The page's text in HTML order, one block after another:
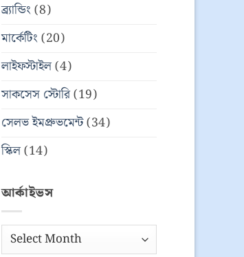
ব্র্যান্ডিং(8)
মার্কেটিং(20)
লাইফস্টাইল(4)
সাকসেস স্টোরি(19)
সেলভ ইমপ্রুভমেন্ট(34)
স্কিল(14)
আর্কাইভস
আর্কাইভস